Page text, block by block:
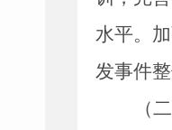
水平。
发事件整
（